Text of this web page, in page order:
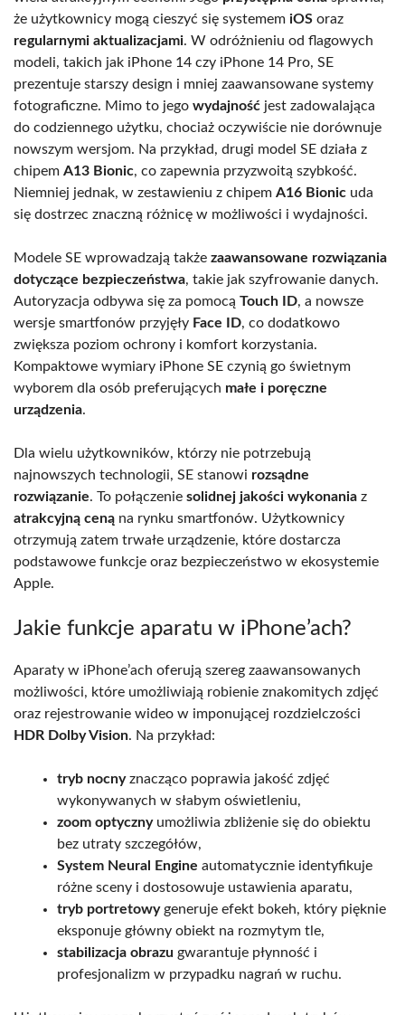
że użytkownicy mogą cieszyć się systemem iOS oraz
regularnymi aktualizacjami. W odróżnieniu od flagowych
modeli, takich jak iPhone 14 czy iPhone 14 Pro, SE
prezentuje starszy design i mniej zaawansowane systemy
fotograficzne. Mimo to jego wydajność jest zadowalająca
do codziennego użytku, chociaż oczywiście nie dorównuje
nowszym wersjom. Na przykład, drugi model SE działa z
chipem A13 Bionic, co zapewnia przyzwoitą szybkość.
Niemniej jednak, w zestawieniu z chipem A16 Bionic uda
się dostrzec znaczną różnicę w możliwości i wydajności.
Modele SE wprowadzają także zaawansowane rozwiązania
dotyczące bezpieczeństwa, takie jak szyfrowanie danych.
Autoryzacja odbywa się za pomocą Touch ID, a nowsze
wersje smartfonów przyjęły Face ID, co dodatkowo
zwiększa poziom ochrony i komfort korzystania.
Kompaktowe wymiary iPhone SE czynią go świetnym
wyborem dla osób preferujących małe i poręczne
urządzenia.
Dla wielu użytkowników, którzy nie potrzebują
najnowszych technologii, SE stanowi rozsądne
rozwiązanie. To połączenie solidnej jakości wykonania z
atrakcyjną ceną na rynku smartfonów. Użytkownicy
otrzymują zatem trwałe urządzenie, które dostarcza
podstawowe funkcje oraz bezpieczeństwo w ekosystemie
Apple.
Jakie funkcje aparatu w iPhone’ach?
Aparaty w iPhone’ach oferują szereg zaawansowanych
możliwości, które umożliwiają robienie znakomitych zdjęć
oraz rejestrowanie wideo w imponującej rozdzielczości
HDR Dolby Vision. Na przykład:
tryb nocnyznacząco poprawia jakość zdjęć
wykonywanych w słabym oświetleniu,
zoom optycznyumożliwia zbliżenie się do obiektu
bez utraty szczegółów,
System Neural Engine automatycznie identyfikuje
różne sceny i dostosowuje ustawienia aparatu,
tryb portretowygeneruje efekt bokeh, który pięknie
eksponuje główny obiekt na rozmytym tle,
stabilizacja obrazu gwarantuje płynność i
profesjonalizm w przypadku nagrań w ruchu.